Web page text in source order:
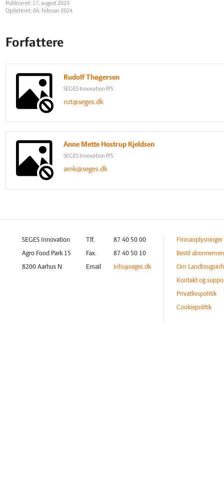
Publiceret: 17. august 2023
Opdateret: 04. februar 2024
Forfattere
Rudolf Thøgersen
SEGES Innovation P/S
rut@seges.dk
Anne Mette Hostrup Kjeldsen
SEGES Innovation P/S
amk@seges.dk
SEGES Innovation
Agro Food Park 15
8200 Aarhus N
Tlf.
87 40 50 00
Fax.
87 40 50 10
Email
info@seges.dk
Firmaoplysninger
Bestil
Om
Kontakt og
Privatlivspolitik
Cookiepolitik